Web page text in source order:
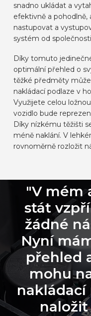
snadno ukládat a
efektivně a pohodlně,
nastupovat a
systém od
Díky tomuto
optimální přehled o
těžké předměty
nakládací podlaze v
Využijete celou
vozidlo bude
Díky nízkému těžišti
méně naklání. V
rovnoměrně rozložit
"V mém
stát
žádné
Nyní
přehled
mohu
nakládací